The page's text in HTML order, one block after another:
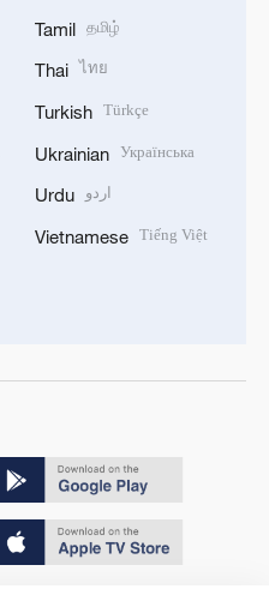
Tamil தமிழ்
Thai ไทย
Turkish Türkçe
Ukrainian Українська
Urdu اردو
Vietnamese Tiếng Việt